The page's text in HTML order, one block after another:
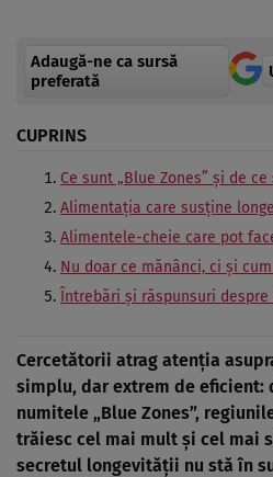
Adaugă-ne ca sursă
preferată
CUPRINS
Ce sunt „Blue Zones” și de
Alimentația care susține
Alimentele-cheie care pot
Nu doar ce mănânci, ci și
Întrebări și răspunsuri despre
Cercetătorii atrag atenția
simplu, dar extrem de
numitele „Blue Zones”,
trăiesc cel mai mult și cel mai
secretul longevității nu stă în